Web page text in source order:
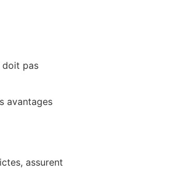
doit pas
avantages
assurent